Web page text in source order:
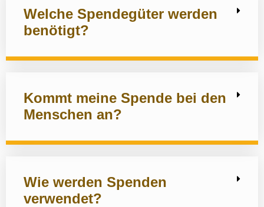
Welche Spendegüter werden
benötigt?
Kommt meine Spende bei den
Menschen an?
Wie werden Spenden
verwendet?